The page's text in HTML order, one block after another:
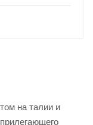
на талии и